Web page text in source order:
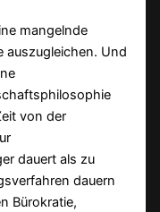
mangelnde
auszugleichen. Und
von der
dauert als zu
dauern
Bürokratie,